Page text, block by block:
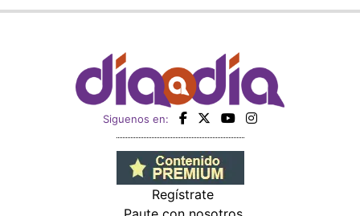
Siguenos en:
Regístrate